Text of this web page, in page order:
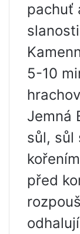
pachuť
5-10
Jemná
sůl, sůl
před